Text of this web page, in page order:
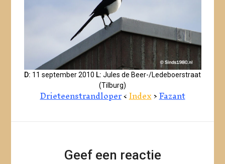
D: 11 september 2010 L: Jules de Beer-/Ledeboerstraat
(Tilburg)
Drieteenstrandloper<Index>Fazant
Geef een reactie